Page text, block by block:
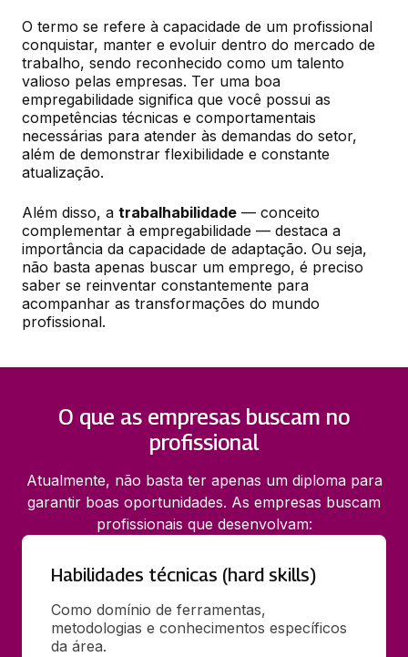
O termo se refere à capacidade de um profissional
conquistar, manter e evoluir dentro do mercado de
trabalho, sendo reconhecido como um talento
valioso pelas empresas. Ter uma boa
empregabilidade significa que você possui as
competências técnicas e comportamentais
necessárias para atender às demandas do setor,
além de demonstrar flexibilidade e constante
atualização.
Além disso, a trabalhabilidade — conceito
complementar à empregabilidade — destaca a
importância da capacidade de adaptação. Ou seja,
não basta apenas buscar um emprego, é preciso
saber se reinventar constantemente para
acompanhar as transformações do mundo
profissional.
O que as empresas buscam no
profissional
Atualmente, não basta ter apenas um diploma para
garantir boas oportunidades. As empresas buscam
profissionais que desenvolvam:
Habilidades técnicas (hard skills)
Como domínio de ferramentas,
metodologias e conhecimentos específicos
da área.